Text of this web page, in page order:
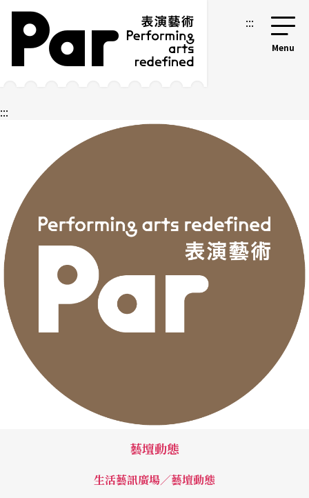
跳到主要內容區塊
網站導覽 :::
:::
藝壇動態
生活藝訊廣場／藝壇動態